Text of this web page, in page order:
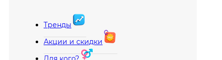
Тренды
Акции и скидки